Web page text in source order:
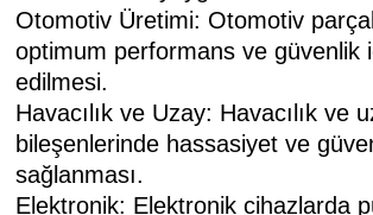
Otomotiv Üretimi: Otomotiv
optimum performans ve güvenlik
edilmesi.
Havacılık ve Uzay: Havacılık ve
bileşenlerinde hassasiyet ve
sağlanması.
Elektronik: Elektronik cihazlarda